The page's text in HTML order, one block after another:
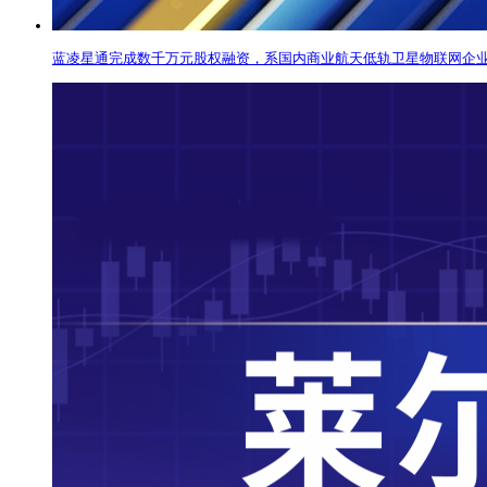
蓝凌星通完成数千万元股权融资，系国内商业航天低轨卫星物联网企